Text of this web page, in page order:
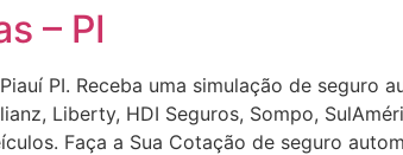
– PI
PI. Receba uma simulação de seguro
Liberty, HDI Seguros, Sompo,
Faça a Sua Cotação de seguro